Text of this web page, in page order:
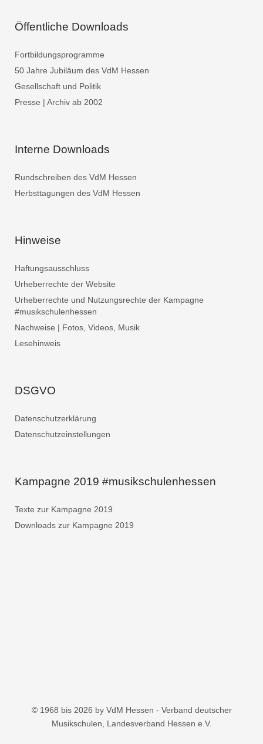
Öffentliche Downloads
Fortbildungsprogramme
50 Jahre Jubiläum des VdM Hessen
Gesellschaft und Politik
Presse | Archiv ab 2002
Interne Downloads
Rundschreiben des VdM Hessen
Herbsttagungen des VdM Hessen
Hinweise
Haftungsausschluss
Urheberrechte der Website
Urheberrechte und Nutzungsrechte der Kampagne
#musikschulenhessen
Nachweise | Fotos, Videos, Musik
Lesehinweis
DSGVO
Datenschutzerklärung
Datenschutzeinstellungen
Kampagne 2019 #musikschulenhessen
Texte zur Kampagne 2019
Downloads zur Kampagne 2019
© 1968 bis 2026 by VdM Hessen - Verband deutscher
Musikschulen, Landesverband Hessen e.V.